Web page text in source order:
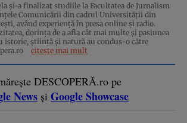
și-a finalizat studiile la Facultatea de Jurnalism
Comunicării din cadrul Universității din
având experiență în presa online și radio.
dorința de a afla cât mai multe și pasiunea
istorie, ştiinţă şi natură au condus-o către
citește mai mult
DESCOPERĂ.ro pe
News și Google Showcase